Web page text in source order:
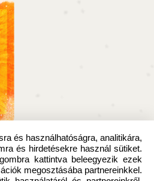
és használhatóságra, analitikára,
és hirdetésekre használ sütiket.
kattintva beleegyezik ezek
megosztásába partnereinkkel.